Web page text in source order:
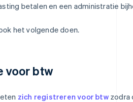
betalen en een administratie
het volgende doen.
voor btw
zich registreren voor btwzodra